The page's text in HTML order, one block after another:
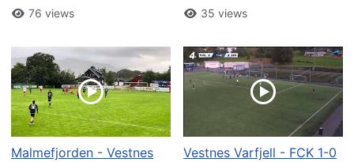
76 views 35 views
Malmefjorden - Vestnes
Vestnes Varfjell - FCK 1-0